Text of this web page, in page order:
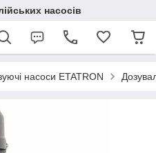
насосів
насоси ETATRON